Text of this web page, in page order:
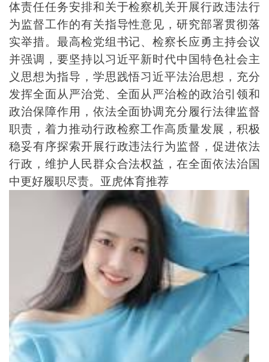
体责任任务安排和关于检察机关开展行政违法行
为监督工作的有关指导性意见，研究部署贯彻落
实举措。最高检党组书记、检察长应勇主持会议
并强调，要坚持以习近平新时代中国特色社会主
义思想为指导，学思践悟习近平法治思想，充分
发挥全面从严治党、全面从严治检的政治引领和
政治保障作用，依法全面协调充分履行法律监督
职责，着力推动行政检察工作高质量发展，积极
稳妥有序探索开展行政违法行为监督，促进依法
行政，维护人民群众合法权益，在全面依法治国
中更好履职尽责。亚虎体育推荐